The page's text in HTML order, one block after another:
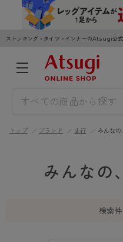
ストッキング・タイツ・インナーのAtsugi公式
3,980円以上
トップ ブランド ま行 みんなの
みんなの
検索